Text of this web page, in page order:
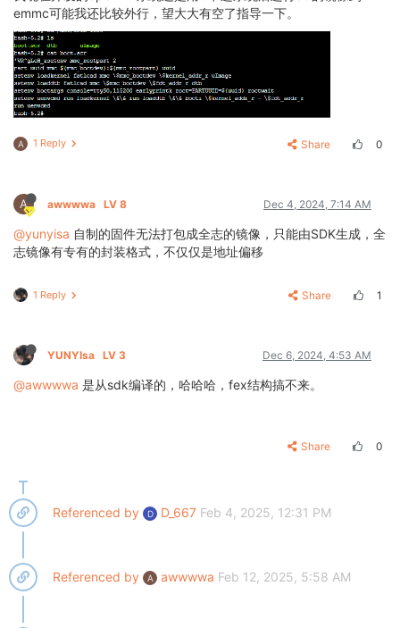
emmc可能我还比较外行，望大大有空了指导一下。
A 1 Reply Share 0
A awwwwa LV 8 Dec 4, 2024, 7:14 AM
@yunyisa 自制的固件无法打包成全志的镜像，只能由SDK生成，全
志镜像有专有的封装格式，不仅仅是地址偏移
1 Reply Share 1
YUNYIsa LV 3 Dec 6, 2024, 4:53 AM
@awwwwa 是从sdk编译的，哈哈哈，fex结构搞不来。
Share 0
Referenced by D D_667 Feb 4, 2025, 12:31 PM
Referenced by A awwwwa Feb 12, 2025, 5:58 AM